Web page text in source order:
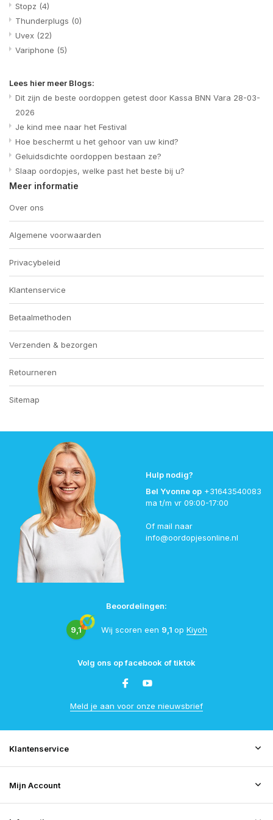
Stopz (4)
Thunderplugs (0)
Uvex (22)
Variphone (5)
Lees hier meer Blogs:
Dit zijn de beste oordoppen getest door Kassa BNN Vara 28-03-
2026
Je kind mee naar het Festival
Hoe beschermt u het gehoor van uw kind?
Geluidsdichte oordoppen bestaan ze?
Slaap oordopjes, welke past het beste bij u?
Meer informatie
Over ons
Algemene voorwaarden
Privacybeleid
Klantenservice
Betaalmethoden
Verzenden & bezorgen
Retourneren
Sitemap
Hulp nodig?
Bel Yvonne op +31643540083
ma t/m vr 09:00-17:00
Of mail naar
info@oordopjesonline.nl
Beoordelingen:
9,1 Wij scoren een 9,1 op Kiyoh
Volg ons op facebook of tiktok
Meld je aan voor onze nieuwsbrief
Klantenservice
Mijn Account